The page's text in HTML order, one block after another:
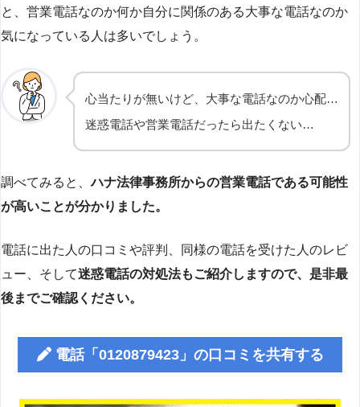
と、営業電話なのか何か自分に関係のある大事な電話なのか
気になっている人は多いでしょう。
心当たりが無いけど、大事な電話なのか心配…
迷惑電話や営業電話だったら出たくない…
調べてみると、ハナ法律事務所からの営業電話である可能性
が高いことが分かりました。
電話に出た人の口コミや評判、同様の電話を受けた人のレビ
ュー、そして迷惑電話の対処法もご紹介しますので、是非最
後までご確認ください。
電話「0120879423」の口コミを共有する